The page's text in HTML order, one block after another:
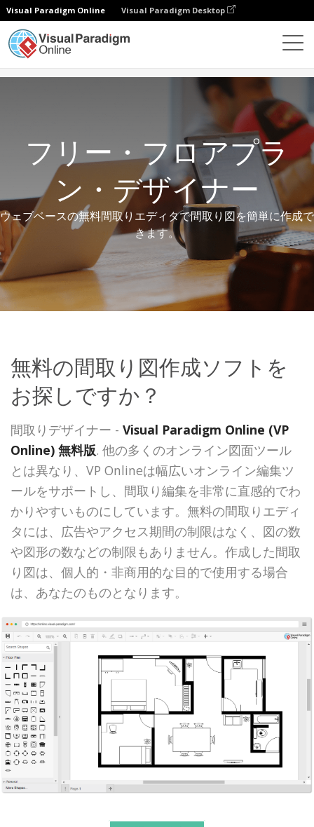
Visual Paradigm Online Visual Paradigm Desktop
フリー・フロアプラ
ン・デザイナー
ウェブベースの無料間取りエディタで間取り図を簡単に作成で
きます。
無料の間取り図作成ソフトを
お探しですか？
間取りデザイナー - Visual Paradigm Online (VP
Online) 無料版. 他の多くのオンライン図面ツール
とは異なり、VP Onlineは幅広いオンライン編集ツ
ールをサポートし、間取り編集を非常に直感的でわ
かりやすいものにしています。無料の間取りエディ
タには、広告やアクセス期間の制限はなく、図の数
や図形の数などの制限もありません。作成した間取
り図は、個人的・非商用的な目的で使用する場合
は、あなたのものとなります。